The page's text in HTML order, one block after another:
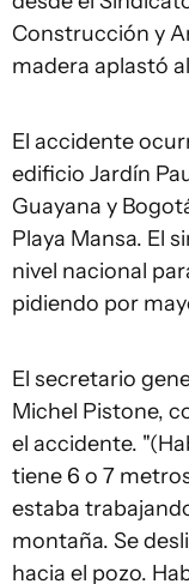
Construcción y
madera aplastó
El accidente
edificio Jardín
Guayana y
Playa Mansa. El
nivel nacional
pidiendo por
El secretario
Michel Pistone,
el accidente.
tiene 6 o 7
estaba
montaña. Se
hacia el pozo.